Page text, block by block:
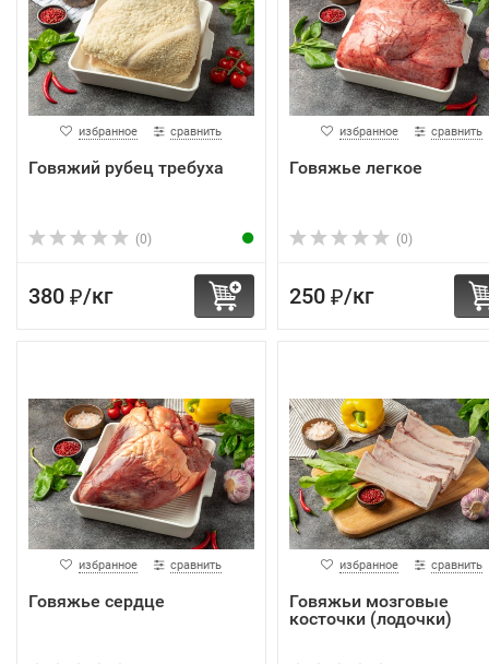
избранное сравнить
Говяжий рубец требуха
(0)
380 ₽/кг
избранное сравнить
Говяжье легкое
(0)
250 ₽/кг
избранное сравнить
Говяжье сердце
избранное сравнить
Говяжьи мозговые
косточки (лодочки)